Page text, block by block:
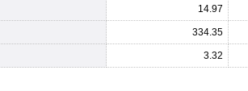
14.97
334.35
3.32